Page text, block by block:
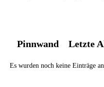
Pinnwand Letzte
Es wurden noch keine Einträge